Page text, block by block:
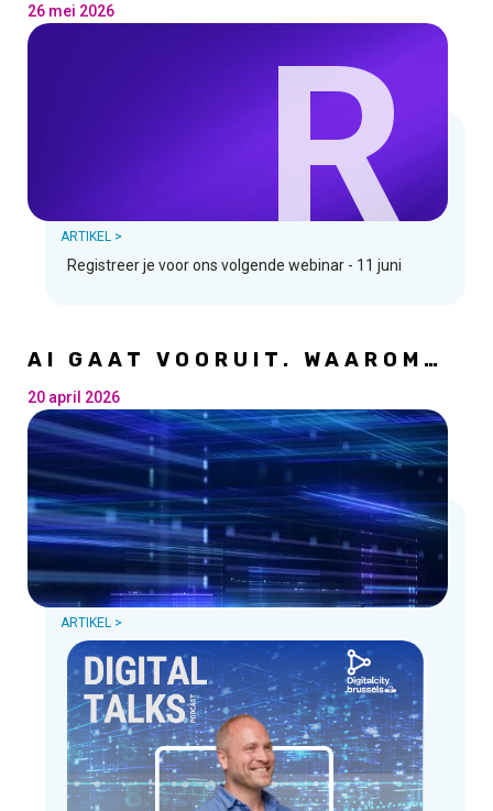
TRANSFORMEREN - WELKE
STRATEGIEËN MOETEN
26 mei 2026
R
ARTIKEL >
Registreer je voor ons volgende webinar - 11 juni
AI GAAT VOORUIT. WAAROM
STEEDS ACHTER?
20 april 2026
ARTIKEL >